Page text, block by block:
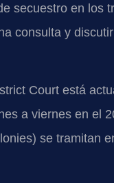
secuestro en los
consulta y
Court está
a viernes en el
) se tramitan